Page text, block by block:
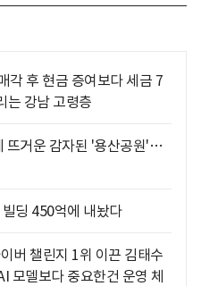
각 후 현금 증여보다 세금 7
는 강남 고령층
뜨거운 감자된 '용산공원'…
딩 450억에 내놨다
버 챌린지 1위 이끈 김태수
모델보다 중요한건 운영 체